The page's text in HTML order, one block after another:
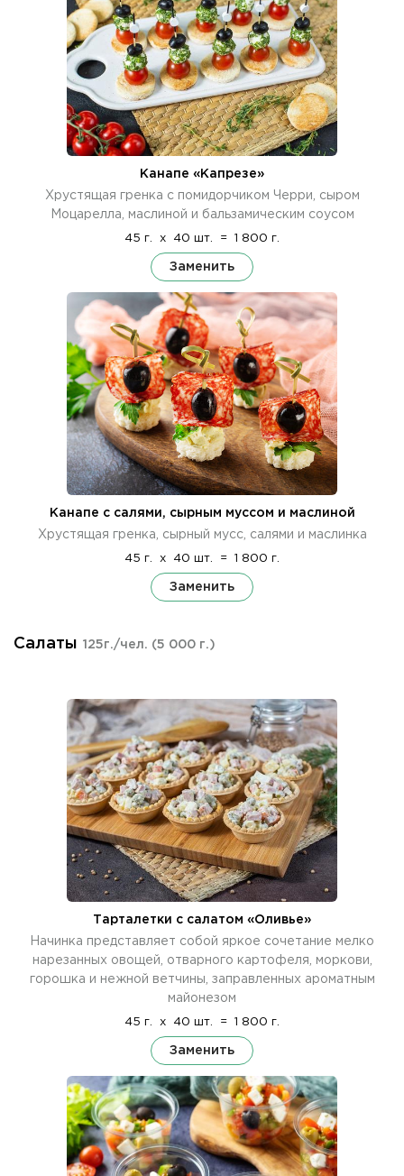
Канапе «Капрезе»
Хрустящая гренка с помидорчиком Черри, сыром
Моцарелла, маслиной и бальзамическим соусом
45 г. x 40 шт. = 1 800 г.
Заменить
Канапе с салями, сырным муссом и маслиной
Хрустящая гренка, сырный мусс, салями и маслинка
45 г. x 40 шт. = 1 800 г.
Заменить
Салаты 125г./чел. (5 000 г.)
Тарталетки с салатом «Оливье»
Начинка представляет собой яркое сочетание мелко
нарезанных овощей, отварного картофеля, моркови,
горошка и нежной ветчины, заправленных ароматным
майонезом
45 г. x 40 шт. = 1 800 г.
Заменить